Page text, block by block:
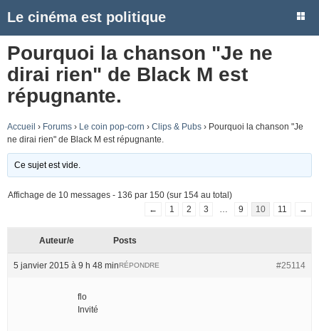
Le cinéma est politique
Pourquoi la chanson "Je ne
dirai rien" de Black M est
répugnante.
Accueil › Forums › Le coin pop-corn › Clips & Pubs › Pourquoi la chanson "Je
ne dirai rien" de Black M est répugnante.
Ce sujet est vide.
Affichage de 10 messages - 136 par 150 (sur 154 au total)
←
1 2 3 9 10 11 →
Auteur/e Posts
5 janvier 2015 à 9 h 48 min #25114
RÉPONDRE
flo
Invité